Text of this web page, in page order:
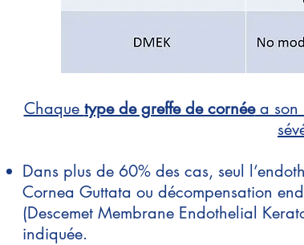
Chaque type de greffe de cornéea son
Dans plus de 60% des cas, seul
Cornea Guttata ou décompensation
(Descemet Membrane Endothelial
indiquée.